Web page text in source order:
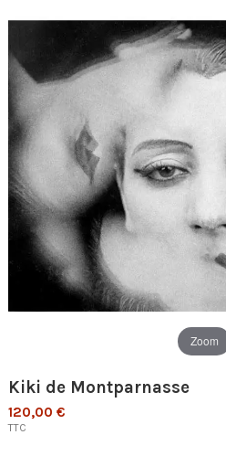
Zoom
Kiki de Montparnasse
120,00 €
TTC